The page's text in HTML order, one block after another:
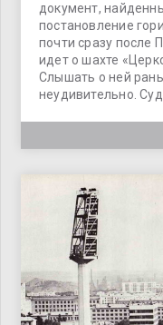
документ,
постановление
почти сразу после
идет о шахте
Слышать о ней
неудивительно.